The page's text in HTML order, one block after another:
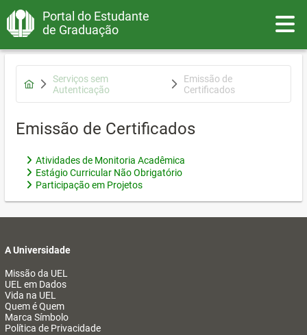
Portal do Estudante
de Graduação
Serviços sem
Autenticação
Emissão de
Certificados
Emissão de Certificados
Atividades de Monitoria Acadêmica
Estágio Curricular Não Obrigatório
Participação em Projetos
A Universidade
Missão da UEL
UEL em Dados
Vida na UEL
Quem é Quem
Marca Símbolo
Política de Privacidade